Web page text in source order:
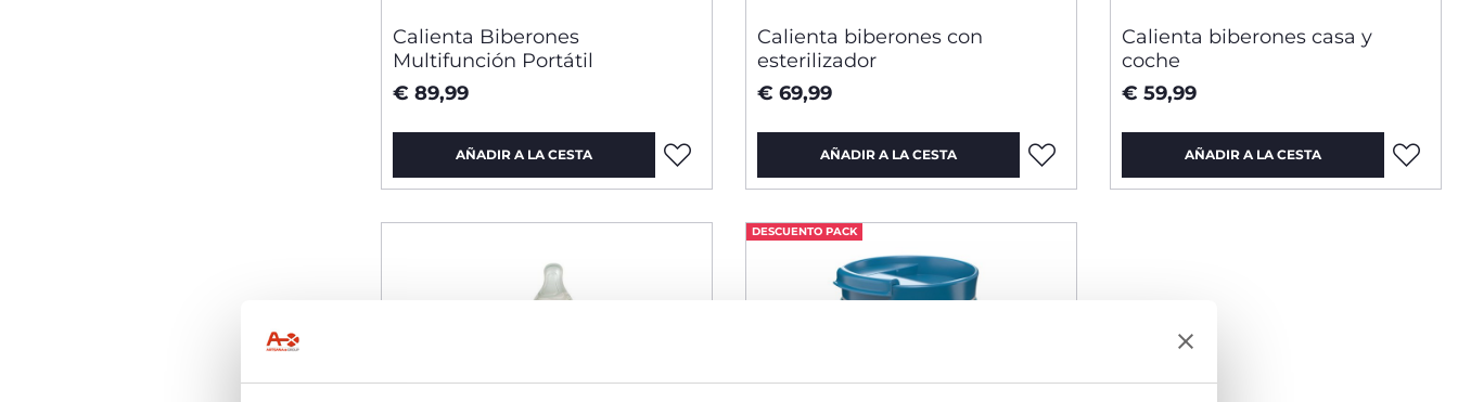
Calienta Biberones
Multifunción Portátil
€ 89,99
AÑADIR A LA CESTA
Calienta biberones con
esterilizador
€ 69,99
AÑADIR A LA CESTA
Calienta biberones casa y
coche
€ 59,99
AÑADIR A LA CESTA
DESCUENTO PACK